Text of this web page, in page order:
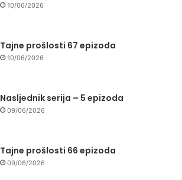
10/06/2026
Tajne prošlosti 67 epizoda
10/06/2026
Nasljednik serija – 5 epizoda
09/06/2026
Tajne prošlosti 66 epizoda
09/06/2026